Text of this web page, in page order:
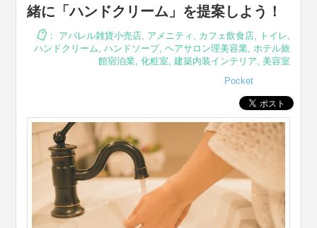
緒に「ハンドクリーム」を提案しよう！
： アパレル雑貨小売店, アメニティ , カフェ飲食店, トイレ,
ハンドクリーム, ハンドソープ, ヘアサロン理美容業, ホテル旅
館宿泊業, 化粧室, 建築内装インテリア, 美容室
Pocket